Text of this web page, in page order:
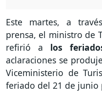
Este martes, a
prensa, el ministro de
refirió a los
aclaraciones se
Viceministerio de
feriado del 21 de junio